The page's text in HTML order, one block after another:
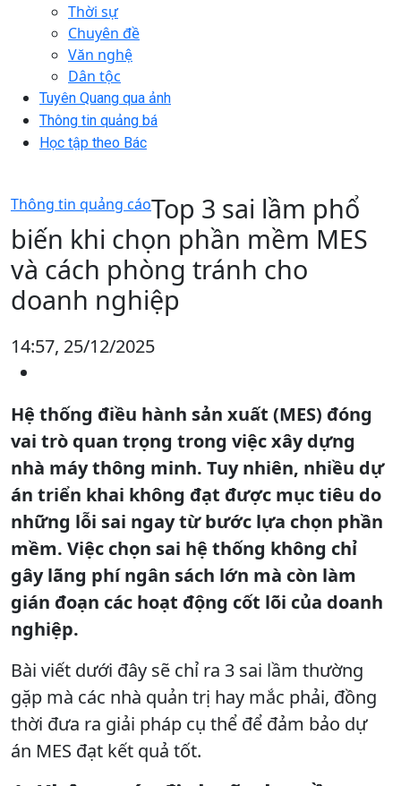
Thời sự
Chuyên đề
Văn nghệ
Dân tộc
Tuyên Quang qua ảnh
Thông tin quảng bá
Học tập theo Bác
Thông tin quảng cáoTop 3 sai lầm phổ
biến khi chọn phần mềm MES
và cách phòng tránh cho
doanh nghiệp
14:57, 25/12/2025
Hệ thống điều hành sản xuất (MES) đóng
vai trò quan trọng trong việc xây dựng
nhà máy thông minh. Tuy nhiên, nhiều dự
án triển khai không đạt được mục tiêu do
những lỗi sai ngay từ bước lựa chọn phần
mềm. Việc chọn sai hệ thống không chỉ
gây lãng phí ngân sách lớn mà còn làm
gián đoạn các hoạt động cốt lõi của doanh
nghiệp.
Bài viết dưới đây sẽ chỉ ra 3 sai lầm thường
gặp mà các nhà quản trị hay mắc phải, đồng
thời đưa ra giải pháp cụ thể để đảm bảo dự
án MES đạt kết quả tốt.